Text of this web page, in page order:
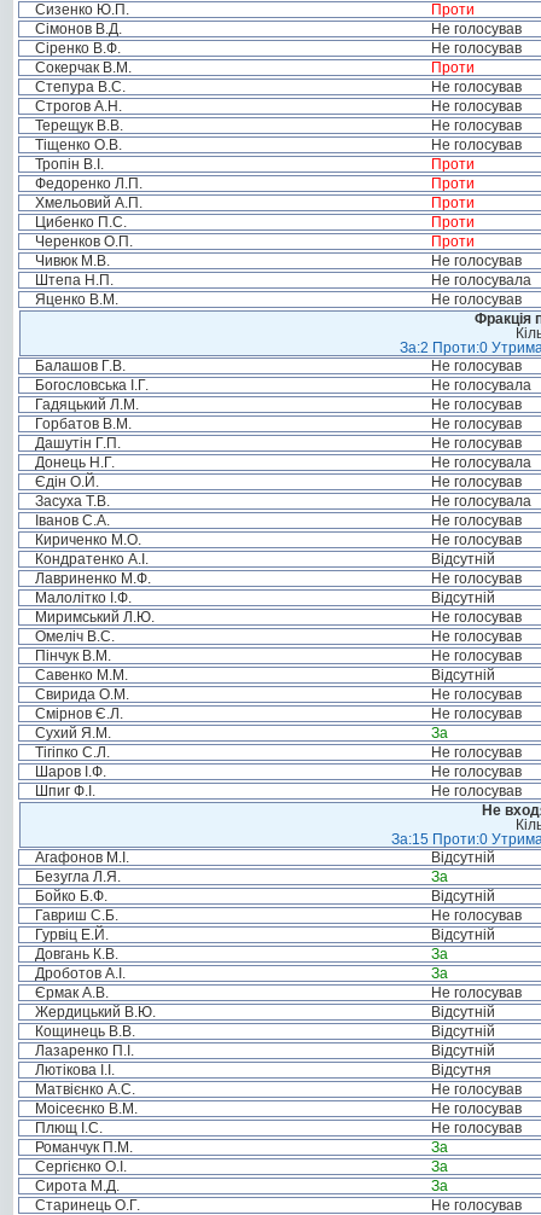
Сизенко Ю.П.
Проти
Сімонов В.Д.
Не голосував
Сіренко В.Ф.
Не голосував
Сокерчак В.М.
Проти
Степура В.С.
Не голосував
Строгов А.Н.
Не голосував
Терещук В.В.
Не голосував
Тіщенко О.В.
Не голосував
Тропін В.І.
Проти
Федоренко Л.П.
Проти
Хмельовий А.П.
Проти
Цибенко П.С.
Проти
Черенков О.П.
Проти
Чивюк М.В.
Не голосував
Штепа Н.П.
Не голосувала
Яценко В.М.
Не голосував
Фракція
За:2 Проти:0
Балашов Г.В.
Не голосував
Богословська І.Г.
Не голосувала
Гадяцький Л.М.
Не голосував
Горбатов В.М.
Не голосував
Дашутін Г.П.
Не голосував
Донець Н.Г.
Не голосувала
Єдін О.Й.
Не голосував
Засуха Т.В.
Не голосувала
Іванов С.А.
Не голосував
Кириченко М.О.
Не голосував
Кондратенко А.І.
Відсутній
Лавриненко М.Ф.
Не голосував
Малолітко І.Ф.
Відсутній
Миримський Л.Ю.
Не голосував
Омеліч В.С.
Не голосував
Пінчук В.М.
Не голосував
Савенко М.М.
Відсутній
Свирида О.М.
Не голосував
Смірнов Є.Л.
Не голосував
Сухий Я.М.
За
Тігіпко С.Л.
Не голосував
Шаров І.Ф.
Не голосував
Шпиг Ф.І.
Не голосував
Не
За:15 Проти:0
Агафонов М.І.
Відсутній
Безугла Л.Я.
За
Бойко Б.Ф.
Відсутній
Гавриш С.Б.
Не голосував
Гурвіц Е.Й.
Відсутній
Довгань К.В.
За
Дроботов А.І.
За
Єрмак А.В.
Не голосував
Жердицький В.Ю.
Відсутній
Кощинець В.В.
Відсутній
Лазаренко П.І.
Відсутній
Лютікова І.І.
Відсутня
Матвієнко А.С.
Не голосував
Моісеєнко В.М.
Не голосував
Плющ І.С.
Не голосував
Романчук П.М.
За
Сергієнко О.І.
За
Сирота М.Д.
За
Старинець О.Г.
Не голосував